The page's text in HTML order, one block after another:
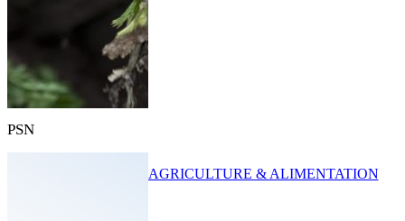
PSN
AGRICULTURE & ALIMENTATION